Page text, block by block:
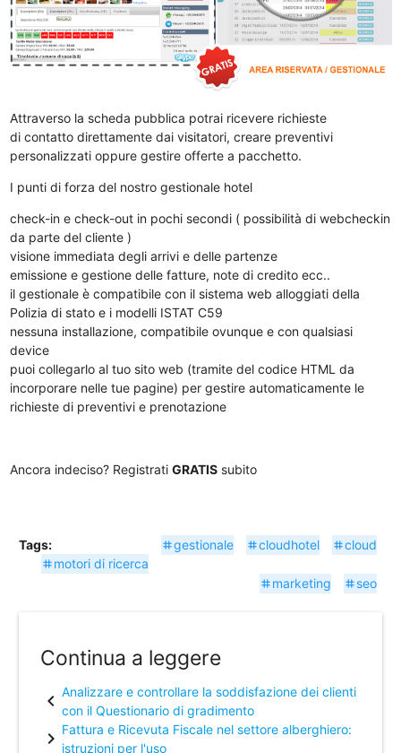
Attraverso la scheda pubblica potrai ricevere richieste
di contatto direttamente dai visitatori, creare preventivi
personalizzati oppure gestire offerte a pacchetto.
I punti di forza del nostro gestionale hotel
check-in e check-out in pochi secondi ( possibilità di webcheckin
da parte del cliente )
visione immediata degli arrivi e delle partenze
emissione e gestione delle fatture, note di credito ecc..
il gestionale è compatibile con il sistema web alloggiati della
Polizia di stato e i modelli ISTAT C59
nessuna installazione, compatibile ovunque e con qualsiasi
device
puoi collegarlo al tuo sito web (tramite del codice HTML da
incorporare nelle tue pagine) per gestire automaticamente le
richieste di preventivi e prenotazione
Ancora indeciso? Registrati GRATISsubito
Tags: tagcloud
tagcloudhotel
taggestionale
tag motori di ricerca
tag seo
tag marketing
Continua a leggere
chevron_left Analizzare e controllare la soddisfazione dei clienti
con il Questionario di gradimento
chevron_right Fattura e Ricevuta Fiscale nel settore alberghiero:
istruzioni per l'uso